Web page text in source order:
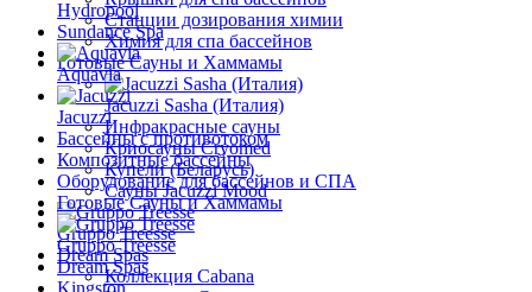
Станции дозирования химии
Химия для спа бассейнов
Готовые Сауны и Хаммамы
Jacuzzi Sasha (Италия)
Инфракрасные сауны
Криосауны Cryomed
Купели (Беларусь)
Сауны Jacuzzi Mood
Gruppo Treesse
Dream Spas
Коллекция Cabana
Hydropool
Sundance Spa
Aquavia
Jacuzzi
Бассейны с противотоком
Композитные бассейны
Оборудование для бассейнов и СПА
Готовые Сауны и Хаммамы
Gruppo Treesse
Dream Spas
Kingston